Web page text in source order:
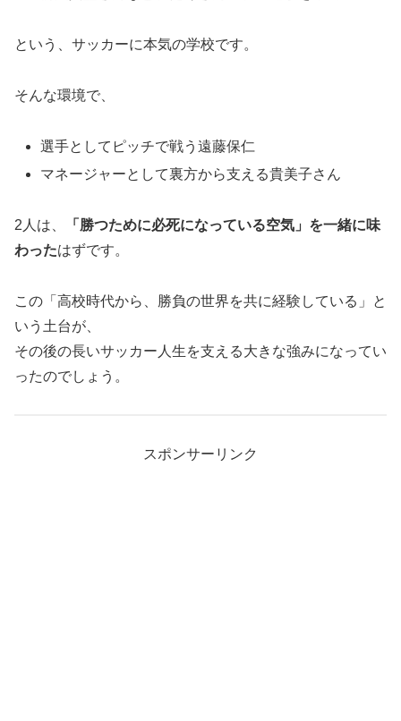
という、サッカーに本気の学校です。
そんな環境で、
選手としてピッチで戦う遠藤保仁
マネージャーとして裏方から支える貴美子さん
2人は、
「勝つために必死になっている空気」を一緒に味
わったはずです。
この「高校時代から、勝負の世界を共に経験している」と
いう土台が、
その後の長いサッカー人生を支える大きな強みになってい
ったのでしょう。
スポンサーリンク